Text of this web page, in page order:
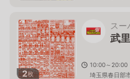
2枚
スー
武
10:00～20:00
埼玉県春日部